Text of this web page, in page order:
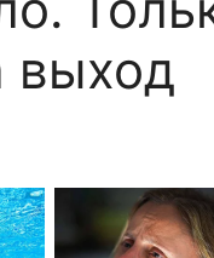
выход